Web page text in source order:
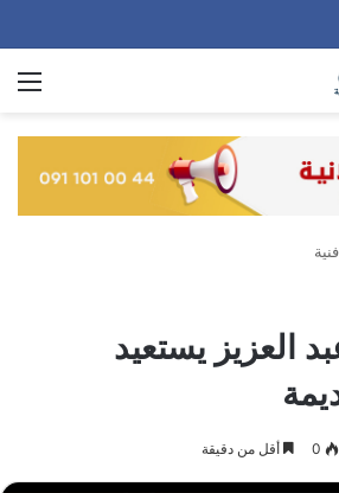
العزيز يستعيد
0 أقل من دقيقة